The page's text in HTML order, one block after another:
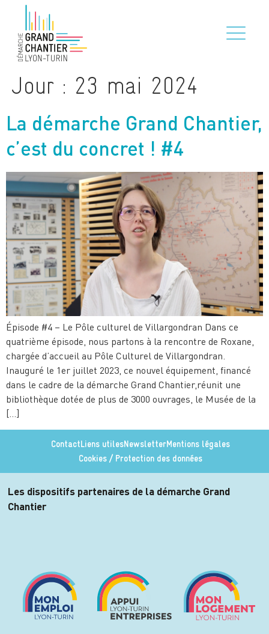
Jour : 23 mai 2024
La démarche Grand Chantier,
c’est du concret ! #4
Épisode #4 – Le Pôle culturel de Villargondran Dans ce
quatrième épisode, nous partons à la rencontre de Roxane,
chargée d’accueil au Pôle Culturel de Villargondran.
Inauguré le 1er juillet 2023, ce nouvel équipement, financé
dans le cadre de la démarche Grand Chantier,réunit une
bibliothèque dotée de plus de 3000 ouvrages, le Musée de la
[…]
ContactLiens utilesNewsletterMentions légales
Cookies / Protection des données
Les dispositifs partenaires de la démarche Grand
Chantier